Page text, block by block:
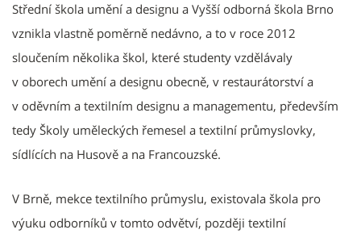
Střední škola umění a designu a Vyšší odborná škola Brno
vznikla vlastně poměrně nedávno, a to v roce 2012
sloučením několika škol, které studenty vzdělávaly
v oborech umění a designu obecně, v restaurátorství a
v oděvním a textilním designu a managementu, především
tedy Školy uměleckých řemesel a textilní průmyslovky,
sídlících na Husově a na Francouzské.
V Brně, mekce textilního průmyslu, existovala škola pro
výuku odborníků v tomto odvětví, později textilní